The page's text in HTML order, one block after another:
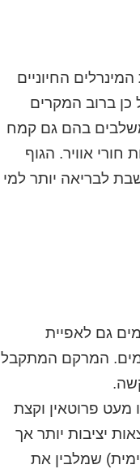
החיוניים
ברוב המקרים
בהם גם קמח
אוויר. הגוף
לבריאה יותר למי
גם לאפיית
מים. המרקם המתקבל
מעט פרוטאין וקצת
יציבות יותר אך
שמלבין את